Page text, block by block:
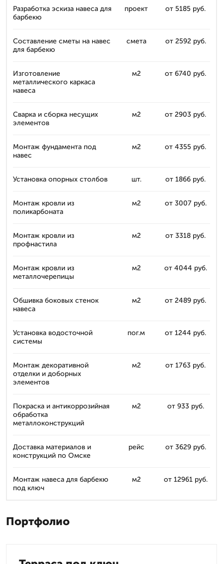
Разработка эскиза навеса для
барбекю
проект от 5185 руб.
Составление сметы на навес
для барбекю
смета от 2592 руб.
Изготовление
металлического каркаса
навеса
м2 от 6740 руб.
Сварка и сборка несущих
элементов
м2 от 2903 руб.
Монтаж фундамента под
навес
м2 от 4355 руб.
Установка опорных столбов шт. от 1866 руб.
Монтаж кровли из
поликарбоната
м2 от 3007 руб.
Монтаж кровли из
профнастила
м2 от 3318 руб.
Монтаж кровли из
металлочерепицы
м2 от 4044 руб.
Обшивка боковых стенок
навеса
м2 от 2489 руб.
Установка водосточной
системы
пог.м от 1244 руб.
Монтаж декоративной
отделки и доборных
элементов
м2 от 1763 руб.
Покраска и антикоррозийная
обработка
металлоконструкций
м2 от 933 руб.
Доставка материалов и
конструкций по Омске
рейс от 3629 руб.
Монтаж навеса для барбекю
под ключ
м2 от 12961 руб.
Портфолио